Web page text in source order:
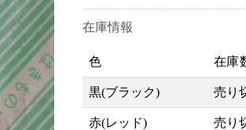
在庫情報
色 在庫
黒(ブラック) 売り
赤(レッド) 売り